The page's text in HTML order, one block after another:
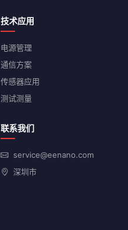
技术应用
电源管理
通信方案
传感器应用
测试测量
联系我们
service@eenano.com
深圳市